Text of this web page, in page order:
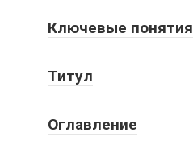
Ключевые понятия
Титул
Оглавление